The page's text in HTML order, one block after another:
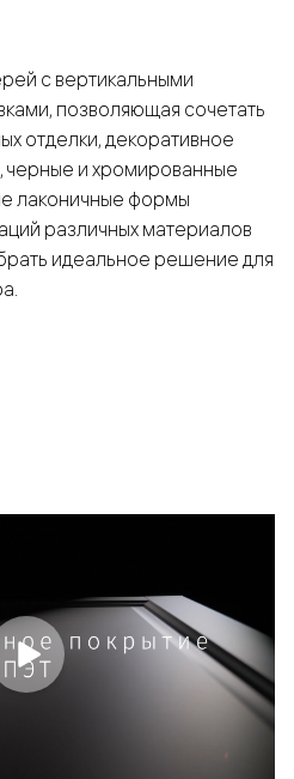
с вертикальными
позволяющая сочетать
отделки, декоративное
черные и хромированные
лаконичные формы
различных материалов
идеальное решение для